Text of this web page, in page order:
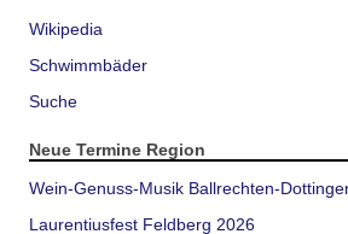
Wikipedia
Schwimmbäder
Suche
Neue Termine Region
Wein-Genuss-Musik Ballrechten-
Laurentiusfest Feldberg 2026